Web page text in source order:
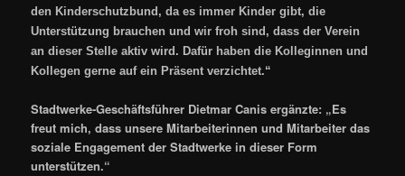
den Kinderschutzbund, da es immer Kinder gibt, die
Unterstützung brauchen und wir froh sind, dass der Verein
an dieser Stelle aktiv wird. Dafür haben die Kolleginnen und
Kollegen gerne auf ein Präsent verzichtet.“
Stadtwerke-Geschäftsführer Dietmar Canis ergänzte: „Es
freut mich, dass unsere Mitarbeiterinnen und Mitarbeiter das
soziale Engagement der Stadtwerke in dieser Form
unterstützen.“